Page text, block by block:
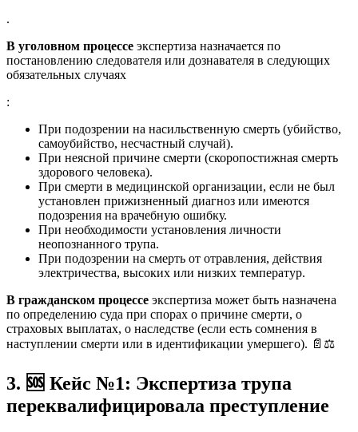
.
В уголовном процессе экспертиза назначается по
постановлению следователя или дознавателя в следующих
обязательных случаях
:
При подозрении на насильственную смерть (убийство,
самоубийство, несчастный случай).
При неясной причине смерти (скоропостижная смерть
здорового человека).
При смерти в медицинской организации, если не был
установлен прижизненный диагноз или имеются
подозрения на врачебную ошибку.
При необходимости установления личности
неопознанного трупа.
При подозрении на смерть от отравления, действия
электричества, высоких или низких температур.
В гражданском процессе экспертиза может быть назначена
по определению суда при спорах о причине смерти, о
страховых выплатах, о наследстве (если есть сомнения в
наступлении смерти или в идентификации умершего). 📄⚖️
3. 🆘 Кейс №1: Экспертиза трупа
переквалифицировала преступление